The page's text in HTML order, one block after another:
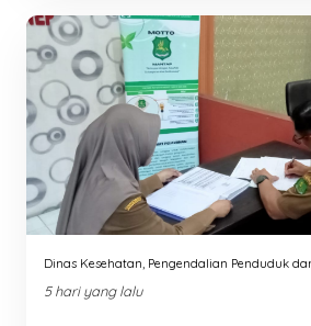
Dinas Kesehatan, Pengendalian Penduduk
5 hari yang lalu